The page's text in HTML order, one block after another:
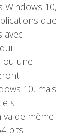
Windows 10,
que
avec
ou une
10, mais
de même
bits.